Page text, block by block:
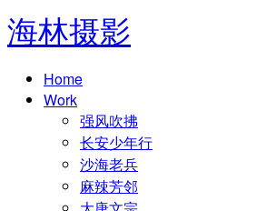
海林摄影
Home
Work
强风吹拂
长安少年行
沙海老兵
麻辣芳邻